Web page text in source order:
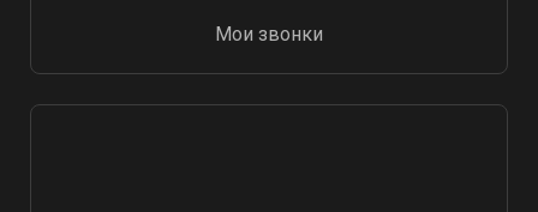
Мои звонки